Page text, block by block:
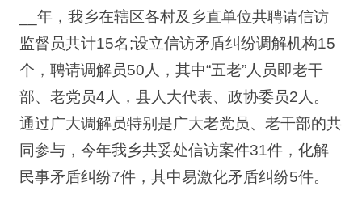
__年，我乡在辖区各村及乡直单位共聘请信访
监督员共计15名;设立信访矛盾纠纷调解机构15
个，聘请调解员50人，其中“五老”人员即老干
部、老党员4人，县人大代表、政协委员2人。
通过广大调解员特别是广大老党员、老干部的共
同参与，今年我乡共妥处信访案件31件，化解
民事矛盾纠纷7件，其中易激化矛盾纠纷5件。